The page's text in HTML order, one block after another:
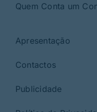
Quem Conta um
Apresentação
Contactos
Publicidade